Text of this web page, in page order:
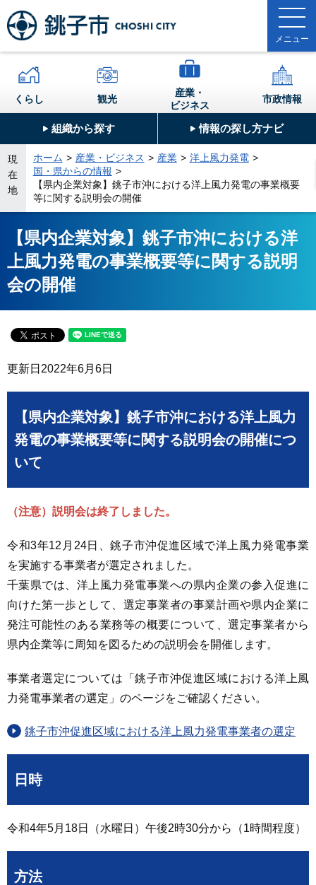
組織から探す 情報の探し方ナビ
くらし 観光
産業・
ビジネス
市政情報
現
在
地
ホーム 産業・ビジネス 産業
洋上風力発電
国・県からの情報
【県内企業対象】銚子市沖における洋上風力発電の事業概要
等に関する説明会の開催
【県内企業対象】銚子市沖における洋
上風力発電の事業概要等に関する説明
会の開催
更新日 2022年6月6日
【県内企業対象】銚子市沖における洋上風力
発電の事業概要等に関する説明会の開催につ
いて
（注意）説明会は終了しました。
令和3年12月24日、銚子市沖促進区域で洋上風力発電事業
を実施する事業者が選定されました。
千葉県では、洋上風力発電事業への県内企業の参入促進に
向けた第一歩として、選定事業者の事業計画や県内企業に
発注可能性のある業務等の概要について、選定事業者から
県内企業等に周知を図るための説明会を開催します。
事業者選定については「銚子市沖促進区域における洋上風
力発電事業者の選定」のページをご確認ください。
銚子市沖促進区域における洋上風力発電事業者の選定
日時
令和4年5月18日（水曜日）午後2時30分から（1時間程度）
方法